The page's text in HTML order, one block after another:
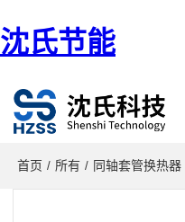
沈氏节能
首页 / 所有 / 同轴套管换热器